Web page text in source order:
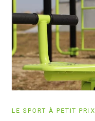
LE SPORT À PETIT PRIX